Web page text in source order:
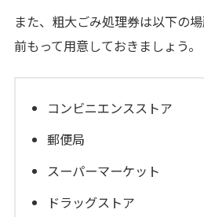
また、粗大ごみ処理券は以下の場
前もって用意しておきましょう。
コンビニエンスストア
郵便局
スーパーマーケット
ドラッグストア